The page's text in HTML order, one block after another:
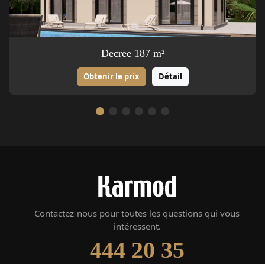
Decree 187 m²
Obtenir le prix Détail
Contactez-nous pour toutes les questions qui vous
intéressent.
444 20 35